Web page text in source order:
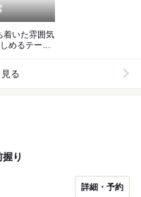
めるテーブ
る
り
詳細・予約